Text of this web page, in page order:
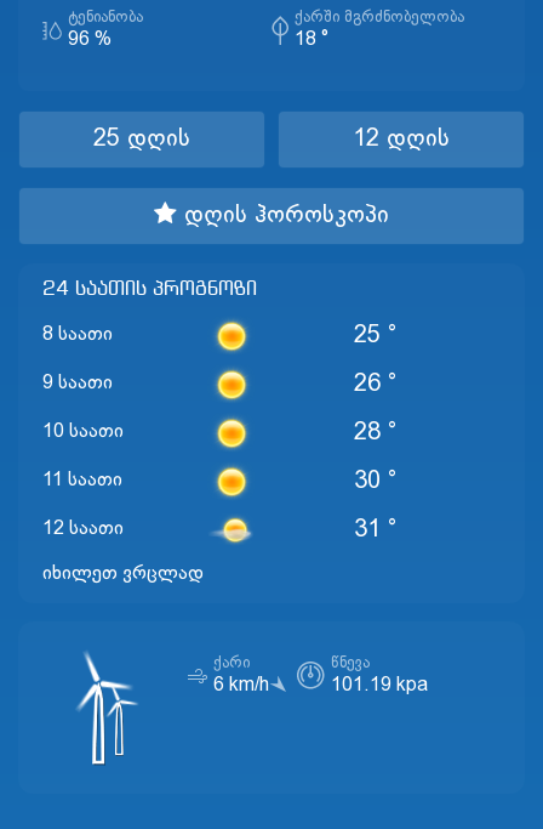
ᲢᲔᲜᲘᲐᲜᲝᲑᲐ
96 %
ᲥᲐᲠᲨᲘ ᲛᲒᲠᲫᲜᲝᲑᲔᲚᲝᲑᲐ
18 °
25 დღის 12 დღის
დღის ჰოროსკოპი
24 საათის პროგნოზი
8 საათი 25 °
9 საათი 26 °
10 საათი 28 °
11 საათი 30 °
12 საათი 31 °
იხილეთ ვრცლად
ᲥᲐᲠᲘ
6 km/h
ᲬᲜᲔᲕᲐ
101.19 kpa